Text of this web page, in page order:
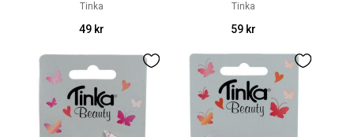
Tinka
49 kr
Tinka
59 kr